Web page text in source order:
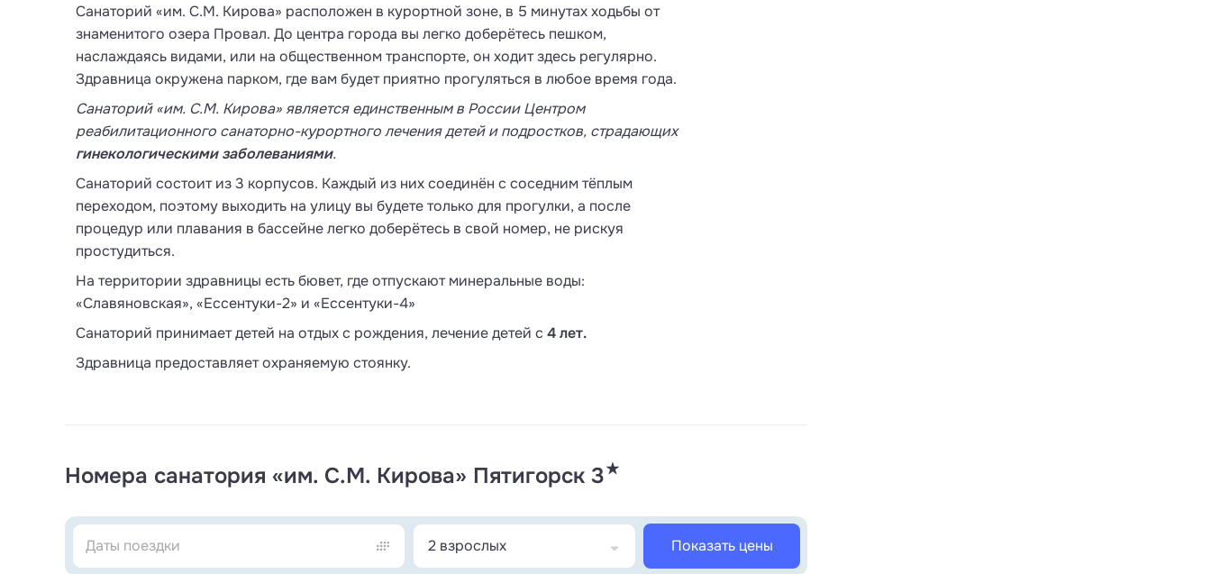
Санаторий «им. С.М. Кирова» расположен в курортной зоне, в 5 минутах ходьбы от
знаменитого озера Провал. До центра города вы легко доберётесь пешком,
наслаждаясь видами, или на общественном транспорте, он ходит здесь регулярно.
Здравница окружена парком, где вам будет приятно прогуляться в любое время года.
Санаторий «им. С.М. Кирова» является единственным в России Центром
реабилитационного санаторно-курортного лечения детей и подростков, страдающих
гинекологическими заболеваниями.
Санаторий состоит из 3 корпусов. Каждый из них соединён с соседним тёплым
переходом, поэтому выходить на улицу вы будете только для прогулки, а после
процедур или плавания в бассейне легко доберётесь в свой номер, не рискуя
простудиться.
На территории здравницы есть бювет, где отпускают минеральные воды:
«Славяновская», «Ессентуки-2» и «Ессентуки-4»
Санаторий принимает детей на отдых с рождения, лечение детей с 4 лет.
Здравница предоставляет охраняемую стоянку.
Номера санатория «им. С.М. Кирова» Пятигорск 3★
2 взрослых Показать цены